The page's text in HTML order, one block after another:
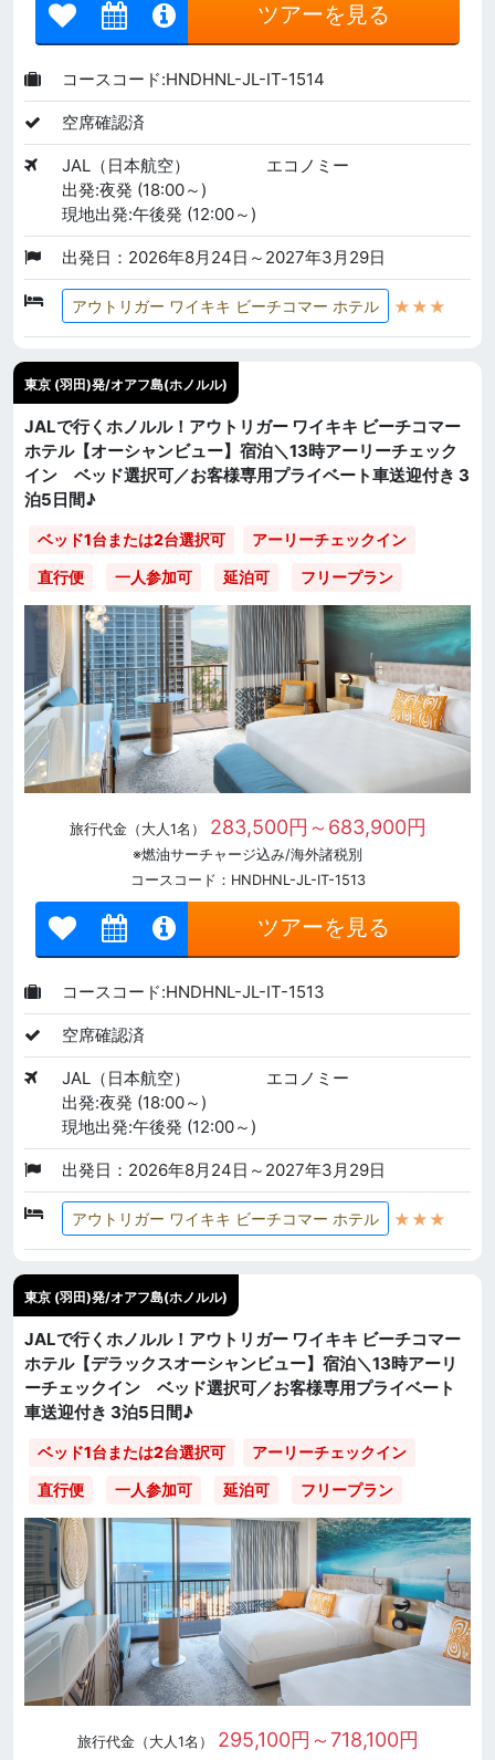
ツアーを見る
コースコード:HNDHNL-JL-IT-1514
空席確認済
JAL（日本航空）
エコノミー
出発:夜発 (18:00～)
現地出発:午後発 (12:00～)
出発日：2026年8月24日～2027年3月29日
アウトリガー ワイキキ ビーチコマー ホテル ★★★
東京 (羽田)発/オアフ島(ホノルル)
JALで行くホノルル！アウトリガー ワイキキ ビーチコマー
ホテル【オーシャンビュー】宿泊＼13時アーリーチェック
イン ベッド選択可／お客様専用プライベート車送迎付き 3
泊5日間♪
ベッド1台または2台選択可
アーリーチェックイン
直行便
一人参加可 延泊可 フリープラン
旅行代金（大人1名） 283,500円～683,900円
※燃油サーチャージ込み/海外諸税別
コースコード：HNDHNL-JL-IT-1513
ツアーを見る
コースコード:HNDHNL-JL-IT-1513
空席確認済
JAL（日本航空）
エコノミー
出発:夜発 (18:00～)
現地出発:午後発 (12:00～)
出発日：2026年8月24日～2027年3月29日
アウトリガー ワイキキ ビーチコマー ホテル ★★★
東京 (羽田)発/オアフ島(ホノルル)
JALで行くホノルル！アウトリガー ワイキキ ビーチコマー
ホテル【デラックスオーシャンビュー】宿泊＼13時アーリ
ーチェックイン ベッド選択可／お客様専用プライベート
車送迎付き 3泊5日間♪
ベッド1台または2台選択可
アーリーチェックイン
直行便
一人参加可 延泊可 フリープラン
旅行代金（大人1名） 295,100円～718,100円